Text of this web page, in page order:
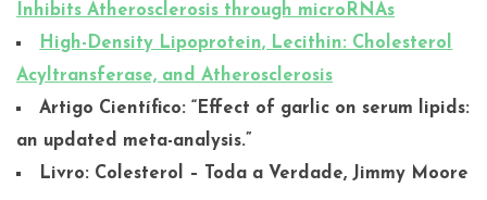
Inhibits Atherosclerosis through microRNAs
High-Density Lipoprotein, Lecithin: Cholesterol
Acyltransferase, and Atherosclerosis
Artigo Científico: “Effect of garlic on serum lipids:
an updated meta-analysis.”
Livro: Colesterol – Toda a Verdade, Jimmy Moore